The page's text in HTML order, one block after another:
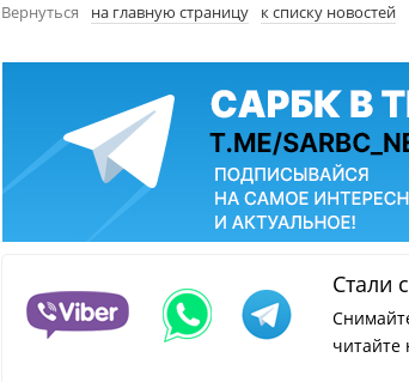
Вернуться на главную страницу к списку новостей
Стали
читайте